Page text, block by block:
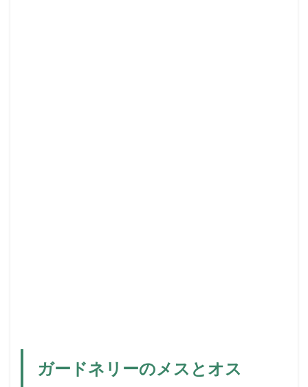
ガードネリーのメスとオス